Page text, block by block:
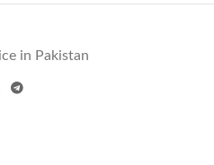
in Pakistan